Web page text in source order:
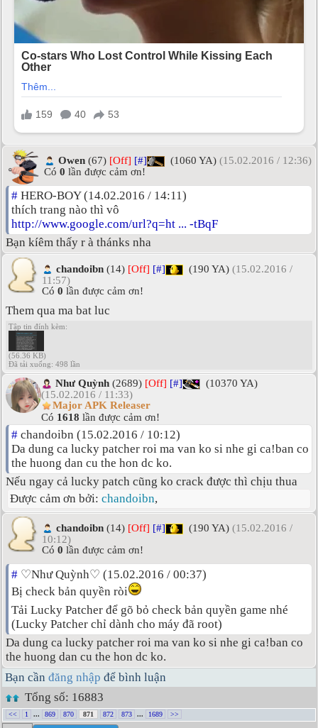
Owen (67) [Off] [#] (1060 YA) (15.02.2016 / 12:36)
Có 0 lần được cảm ơn!
# HERO-BOY (14.02.2016 / 14:11)
thích trang nào thì vô
http://www.google.com/url?q=ht ... -tBqF
Bạn kíêm thấy r à thánks nha
chandoibn (14) [Off] [#] (190 YA) (15.02.2016 /
11:57)
Có 0 lần được cảm ơn!
Them qua ma bat luc
Tập tin đính kèm:
(56.36 KB)
Đã tải xuống: 498 lần
Như Quỳnh (2689) [Off] [#]
(10370 YA)
(15.02.2016 / 11:33)
Major APK Releaser
Có 1618 lần được cảm ơn!
# chandoibn (15.02.2016 / 10:12)
Da dung ca lucky patcher roi ma van ko si nhe gi ca!ban co
the huong dan cu the hon dc ko.
Nếu ngay cả lucky patch cũng ko crack được thì chịu thua
Được cảm ơn bởi: chandoibn,
chandoibn (14) [Off] [#] (190 YA) (15.02.2016 /
10:12)
Có 0 lần được cảm ơn!
# ♡Như Quỳnh♡ (15.02.2016 / 00:37)
Bị check bản quyền ròi
Tải Lucky Patcher để gõ bỏ check bản quyền game nhé
(Lucky Patcher chỉ dành cho máy đã root)
Da dung ca lucky patcher roi ma van ko si nhe gi ca!ban co
the huong dan cu the hon dc ko.
Bạn cần đăng nhập để bình luận
Tổng số: 16883
<< 1 ... 869 870 871 872 873 ... 1689 >>